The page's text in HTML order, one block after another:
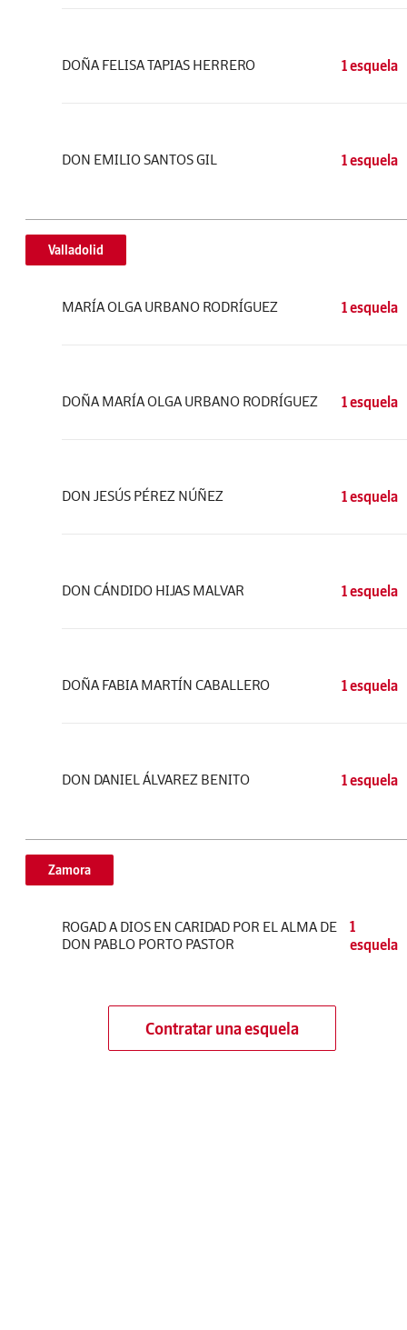
DOÑA FELISA TAPIAS HERRERO 1 esquela
DON EMILIO SANTOS GIL 1 esquela
Valladolid
MARÍA OLGA URBANO RODRÍGUEZ 1 esquela
DOÑA MARÍA OLGA URBANO RODRÍGUEZ 1 esquela
DON JESÚS PÉREZ NÚÑEZ 1 esquela
DON CÁNDIDO HIJAS MALVAR 1 esquela
DOÑA FABIA MARTÍN CABALLERO 1 esquela
DON DANIEL ÁLVAREZ BENITO 1 esquela
Zamora
ROGAD A DIOS EN CARIDAD POR EL ALMA DE
DON PABLO PORTO PASTOR
1
esquela
Contratar una esquela